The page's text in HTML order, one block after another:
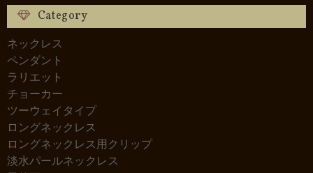
Category
ネックレス
ペンダント
ラリエット
チョーカー
ツーウェイタイプ
ロングネックレス
ロングネックレス用クリップ
淡水パールネックレス